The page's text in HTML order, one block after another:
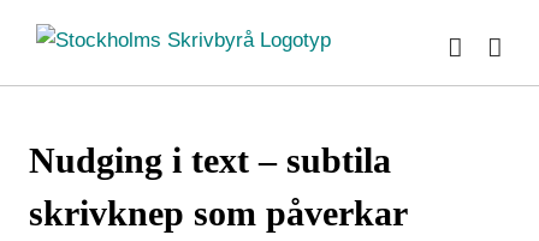
innehållet
Nudging i text – subtila
skrivknep som påverkar